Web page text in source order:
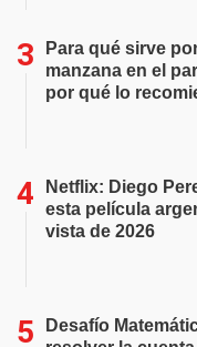
Para qué sirve
manzana en el
por qué lo
Netflix: Diego
esta película
vista de 2026
Desafío